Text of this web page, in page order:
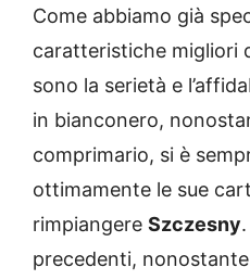
Come abbiamo già
caratteristiche migliori
sono la serietà e
in bianconero,
comprimario, si è
ottimamente le sue
rimpiangere Szczesny
precedenti,